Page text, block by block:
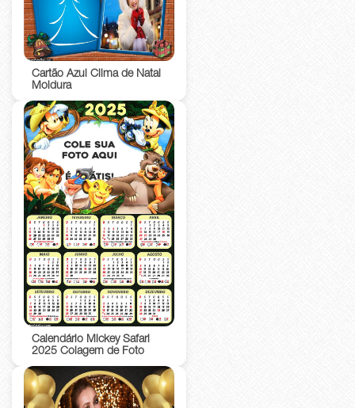
Cartão Azul Clima de Natal
Moldura
Calendário Mickey Safari
2025 Colagem de Foto